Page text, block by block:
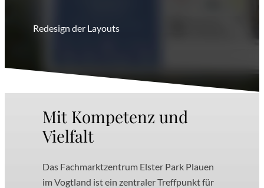
Redesign der Layouts
Mit Kompetenz und
Vielfalt
Das Fachmarktzentrum Elster Park Plauen
im Vogtland ist ein zentraler Treffpunkt für